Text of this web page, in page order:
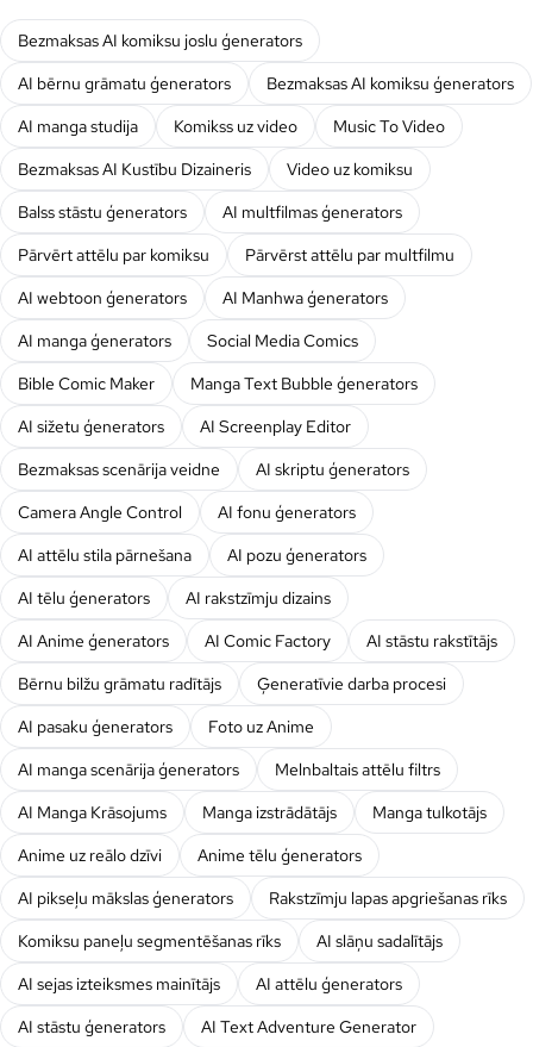
Bezmaksas AI komiksu joslu ģenerators
AI bērnu grāmatu ģenerators
Bezmaksas AI komiksu ģenerators
AI manga studija
Komikss uz video
Music To Video
Bezmaksas AI Kustību Dizaineris
Video uz komiksu
Balss stāstu ģenerators
AI multfilmas ģenerators
Pārvērt attēlu par komiksu
Pārvērst attēlu par multfilmu
AI webtoon ģenerators
AI Manhwa ģenerators
AI manga ģenerators
Social Media Comics
Bible Comic Maker
Manga Text Bubble ģenerators
AI sižetu ģenerators
AI Screenplay Editor
Bezmaksas scenārija veidne
AI skriptu ģenerators
Camera Angle Control
AI fonu ģenerators
AI attēlu stila pārnešana
AI pozu ģenerators
AI tēlu ģenerators
AI rakstzīmju dizains
AI Anime ģenerators
AI Comic Factory
AI stāstu rakstītājs
Bērnu bilžu grāmatu radītājs
Ģeneratīvie darba procesi
AI pasaku ģenerators
Foto uz Anime
AI manga scenārija ģenerators
Melnbaltais attēlu filtrs
AI Manga Krāsojums
Manga izstrādātājs
Manga tulkotājs
Anime uz reālo dzīvi
Anime tēlu ģenerators
AI pikseļu mākslas ģenerators
Rakstzīmju lapas apgriešanas rīks
Komiksu paneļu segmentēšanas rīks
AI slāņu sadalītājs
AI sejas izteiksmes mainītājs
AI attēlu ģenerators
AI stāstu ģenerators
AI Text Adventure Generator